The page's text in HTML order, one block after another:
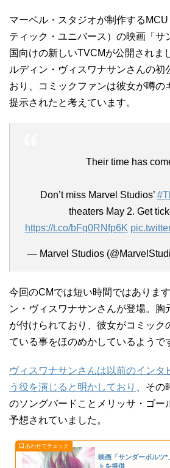
マーベル・スタジオが制作する
ティック・ユニバース）の映画「サ
国向けの新しいTVCMが公開されま
ルディン・ヴィスワナサンさんの初
おり、コミックファンは彼女が噂の
提示されたと考えています。
Their time has
Don’t miss Marvel Studios’
theaters May 2. Get
https://t.co/bFq0RNfp6K
— Marvel Studios
今回のCMでは短い時間ではありま
ン・ヴィスワナサンさんが登場。胸
が付けられており、彼女がコミック
ている事をほのめかしているようで
ヴィスワナサンさんは以前のインタ
う役を演じると明かしており
、そ
のソングバードことメリッサ・ゴー
予想されていました。
映画「サンダーボルツ
トを提供